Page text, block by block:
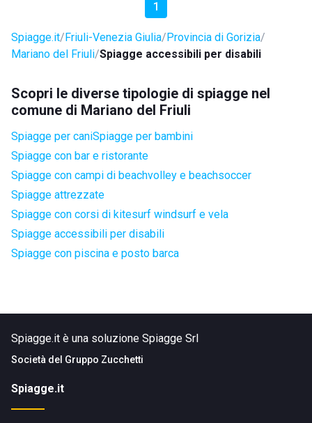
1
Spiagge.it Friuli-Venezia Giulia Provincia di Gorizia
Mariano del Friuli Spiagge accessibili per disabili
Scopri le diverse tipologie di spiagge nel
comune di Mariano del Friuli
Spiagge per caniSpiagge per bambini
Spiagge con bar e ristorante
Spiagge con campi di beachvolley e beachsoccer
Spiagge attrezzate
Spiagge con corsi di kitesurf windsurf e vela
Spiagge accessibili per disabili
Spiagge con piscina e posto barca
Spiagge.it è una soluzione Spiagge Srl
Società del Gruppo Zucchetti
Spiagge.it